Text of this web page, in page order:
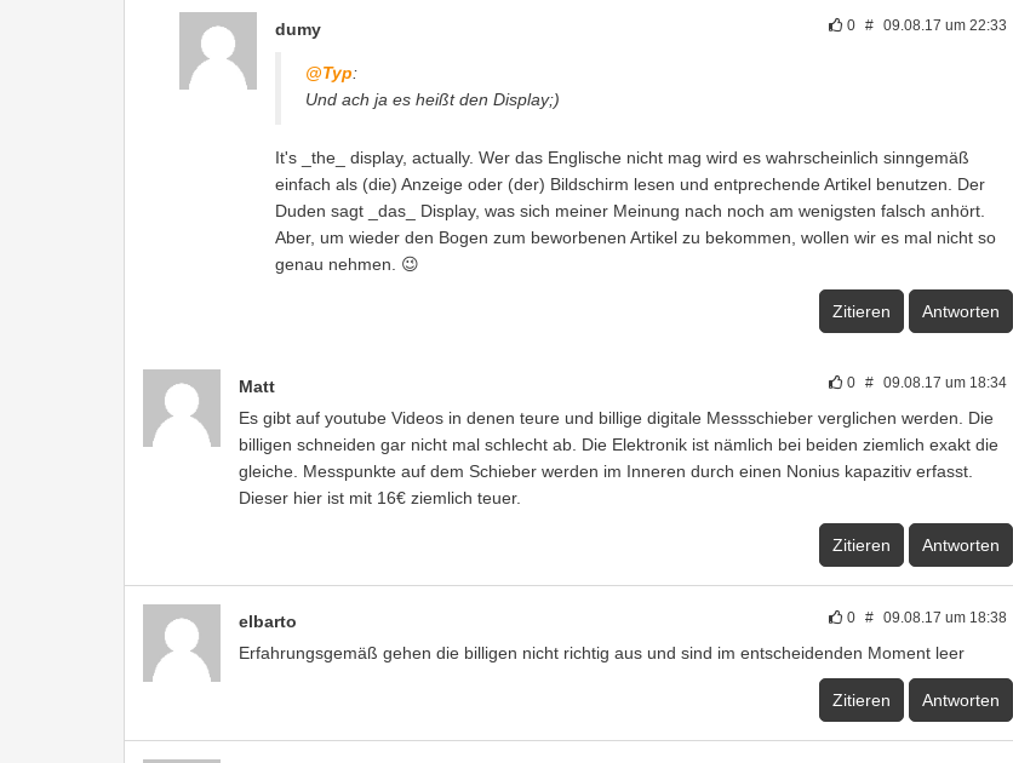
0 # 09.08.17 um 22:33
dumy
@Typ:
Und ach ja es heißt den Display;)
It's _the_ display, actually. Wer das Englische nicht mag wird es wahrscheinlich sinngemäß
einfach als (die) Anzeige oder (der) Bildschirm lesen und entprechende Artikel benutzen. Der
Duden sagt _das_ Display, was sich meiner Meinung nach noch am wenigsten falsch anhört.
Aber, um wieder den Bogen zum beworbenen Artikel zu bekommen, wollen wir es mal nicht so
genau nehmen. 😉
Zitieren Antworten
0 # 09.08.17 um 18:34
Matt
Es gibt auf youtube Videos in denen teure und billige digitale Messschieber verglichen werden. Die
billigen schneiden gar nicht mal schlecht ab. Die Elektronik ist nämlich bei beiden ziemlich exakt die
gleiche. Messpunkte auf dem Schieber werden im Inneren durch einen Nonius kapazitiv erfasst.
Dieser hier ist mit 16€ ziemlich teuer.
Zitieren Antworten
0 # 09.08.17 um 18:38
elbarto
Erfahrungsgemäß gehen die billigen nicht richtig aus und sind im entscheidenden Moment leer
Zitieren Antworten